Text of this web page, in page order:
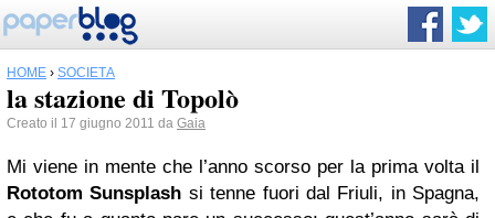
HOME › SOCIETÀ
la stazione di Topolò
Creato il 17 giugno 2011 da Gaia
Mi viene in mente che l’anno scorso per la prima volta il
Rototom Sunsplash si tenne fuori dal Friuli, in Spagna,